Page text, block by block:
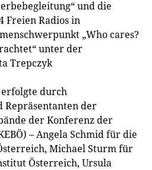
und die
Freien Radios in
„Who cares?
unter der
Trepczyk
durch
Repräsentanten der
der Konferenz der
– Angela Schmid für die
Michael Sturm für
Österreich, Ursula